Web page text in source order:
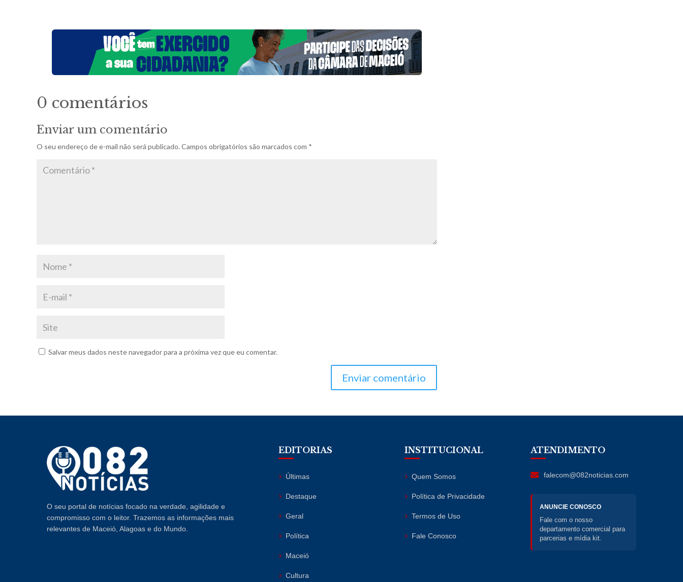
0 comentários
Enviar um comentário
O seu endereço de e-mail não será publicado. Campos obrigatórios são marcados com *
Salvar meus dados neste navegador para a próxima vez que eu comentar.
Enviar comentário
O seu portal de notícias focado na verdade, agilidade e
compromisso com o leitor. Trazemos as informações mais
relevantes de Maceió, Alagoas e do Mundo.
EDITORIAS
Últimas
Destaque
Geral
Política
Maceió
Cultura
INSTITUCIONAL
Quem Somos
Política de Privacidade
Termos de Uso
Fale Conosco
ATENDIMENTO
falecom@082noticias.com
ANUNCIE CONOSCO
Fale com o nosso
departamento comercial para
parcerias e mídia kit.